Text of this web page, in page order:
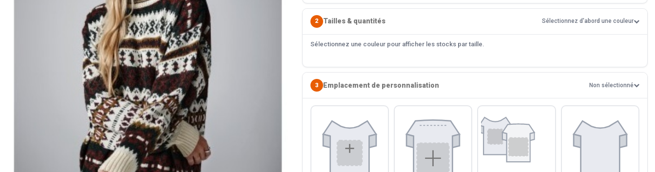
2 Tailles & quantités Sélectionnez d'abord une couleur
Sélectionnez une couleur pour afficher les stocks par taille.
3 Emplacement de personnalisation Non sélectionné